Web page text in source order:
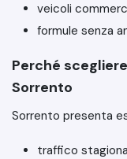
veicoli
formule senza
Perché
Sorrento
Sorrento presenta
traffico